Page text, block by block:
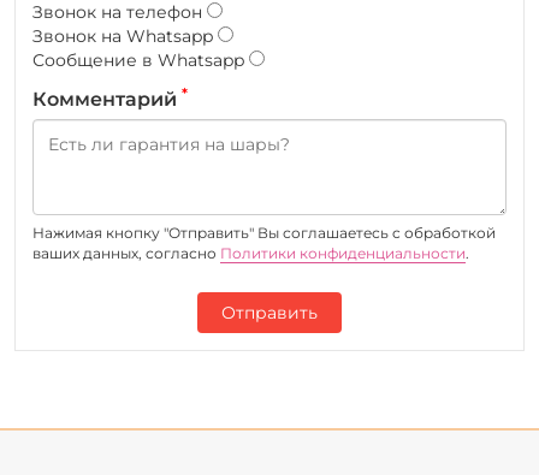
Звонок на телефон
Звонок на Whatsapp
Сообщение в Whatsapp
Комментарий *
Нажимая кнопку "Отправить" Вы соглашаетесь c обработкой
ваших данных, согласно Политики конфиденциальности.
Отправить